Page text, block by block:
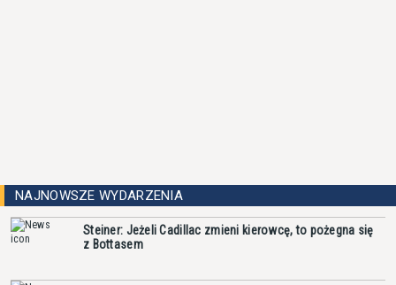
NAJNOWSZE WYDARZENIA
Steiner: Jeżeli Cadillac zmieni kierowcę, to pożegna się
z Bottasem